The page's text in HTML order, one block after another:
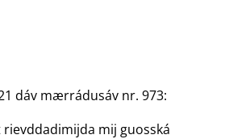
dáv mærrádusáv nr. 973:
mij guosská